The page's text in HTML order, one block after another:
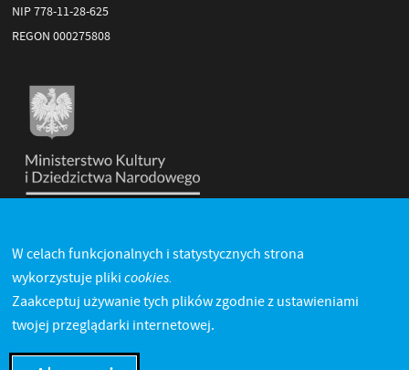
NIP 778-11-28-625
REGON 000275808
W celach funkcjonalnych i statystycznych strona
wykorzystuje pliki cookies.
Zaakceptuj używanie tych plików zgodnie z ustawieniami
twojej przeglądarki internetowej.